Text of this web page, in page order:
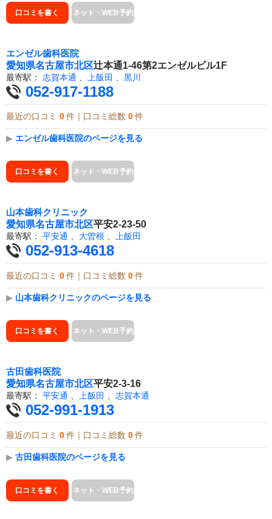
口コミを書く ネット・WEB予約
エンゼル歯科医院
愛知県名古屋市北区辻本通1-46第2エンゼルビル1F
最寄駅： 志賀本通 上飯田 黒川
052-917-1188
最近の口コミ 0 件｜口コミ総数 0 件
▶ エンゼル歯科医院のページを見る
口コミを書く ネット・WEB予約
山本歯科クリニック
愛知県名古屋市北区平安2-23-50
最寄駅： 平安通 、 大曽根 、 上飯田
052-913-4618
最近の口コミ 0 件｜口コミ総数 0 件
▶ 山本歯科クリニックのページを見る
口コミを書く ネット・WEB予約
古田歯科医院
愛知県名古屋市北区平安2-3-16
最寄駅： 平安通 上飯田 志賀本通
052-991-1913
最近の口コミ 0 件｜口コミ総数 0 件
▶ 古田歯科医院のページを見る
口コミを書く ネット・WEB予約